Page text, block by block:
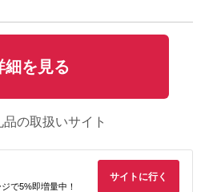
細を見る
品の取扱いサイト
で5%即増量中！
サイトに行く